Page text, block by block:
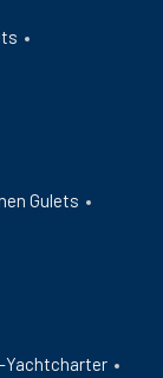
Gulets
Yachtcharter